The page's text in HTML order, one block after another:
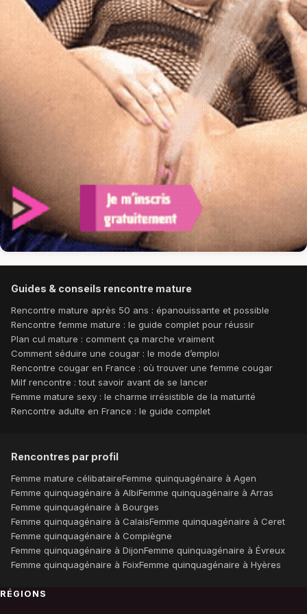
Guides & conseils rencontre mature
Rencontre mature après 50 ans : épanouissante et possible
Rencontre femme mature : le guide complet pour réussir
Plan cul mature : comment ça marche vraiment
Comment séduire une cougar : le mode d’emploi
Rencontre cougar en France : où trouver une femme cougar
Milf rencontre : tout savoir avant de se lancer
Femme mature sexy : le charme irrésistible de la maturité
Rencontre adulte en France : le guide complet
Rencontres par profil
Femme mature célibataireFemme quinquagénaire à Agen
Femme quinquagénaire à AlbiFemme quinquagénaire à Arras
Femme quinquagénaire à Bourges
Femme quinquagénaire à CalaisFemme quinquagénaire à Ceret
Femme quinquagénaire à Compiègne
Femme quinquagénaire à DijonFemme quinquagénaire à Évreux
Femme quinquagénaire à FoixFemme quinquagénaire à Hyères
RÉGIONS